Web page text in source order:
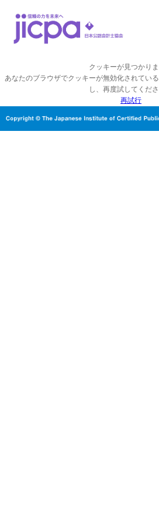
クッキーが見つかり
あなたのブラウザでクッキーが無効化されてい
し、再度試してくださ
再試行